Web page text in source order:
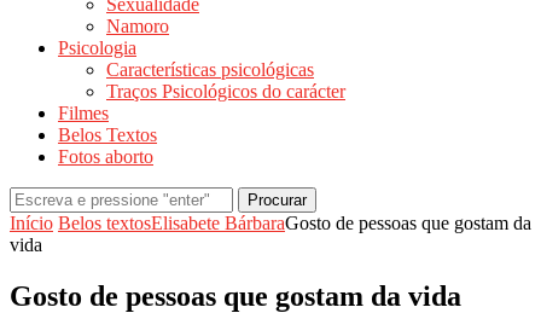
Sexualidade
Namoro
Psicologia
Características psicológicas
Traços Psicológicos do carácter
Filmes
Belos Textos
Fotos aborto
Procurar
Início Belos textosElisabete BárbaraGosto de pessoas que gostam da
vida
Gosto de pessoas que gostam da vida